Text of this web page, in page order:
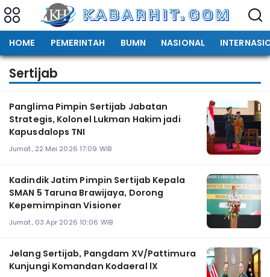
HOME PEMERINTAH BUMN NASIONAL
Sertijab
Panglima Pimpin Sertijab Jabatan
Strategis, Kolonel Lukman Hakim jadi
Kapusdalops TNI
Jumat, 22 Mei 2026 17:09 WIB
Kadindik Jatim Pimpin Sertijab Kepala
SMAN 5 Taruna Brawijaya, Dorong
Kepemimpinan Visioner
Jumat, 03 Apr 2026 10:06 WIB
Jelang Sertijab, Pangdam XV/Pattimura
Kunjungi Komandan Kodaeral lX